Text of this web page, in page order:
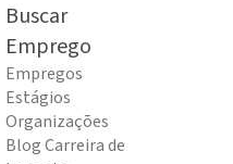
Buscar
Emprego
Empregos
Estágios
Organizações
Blog Carreira de